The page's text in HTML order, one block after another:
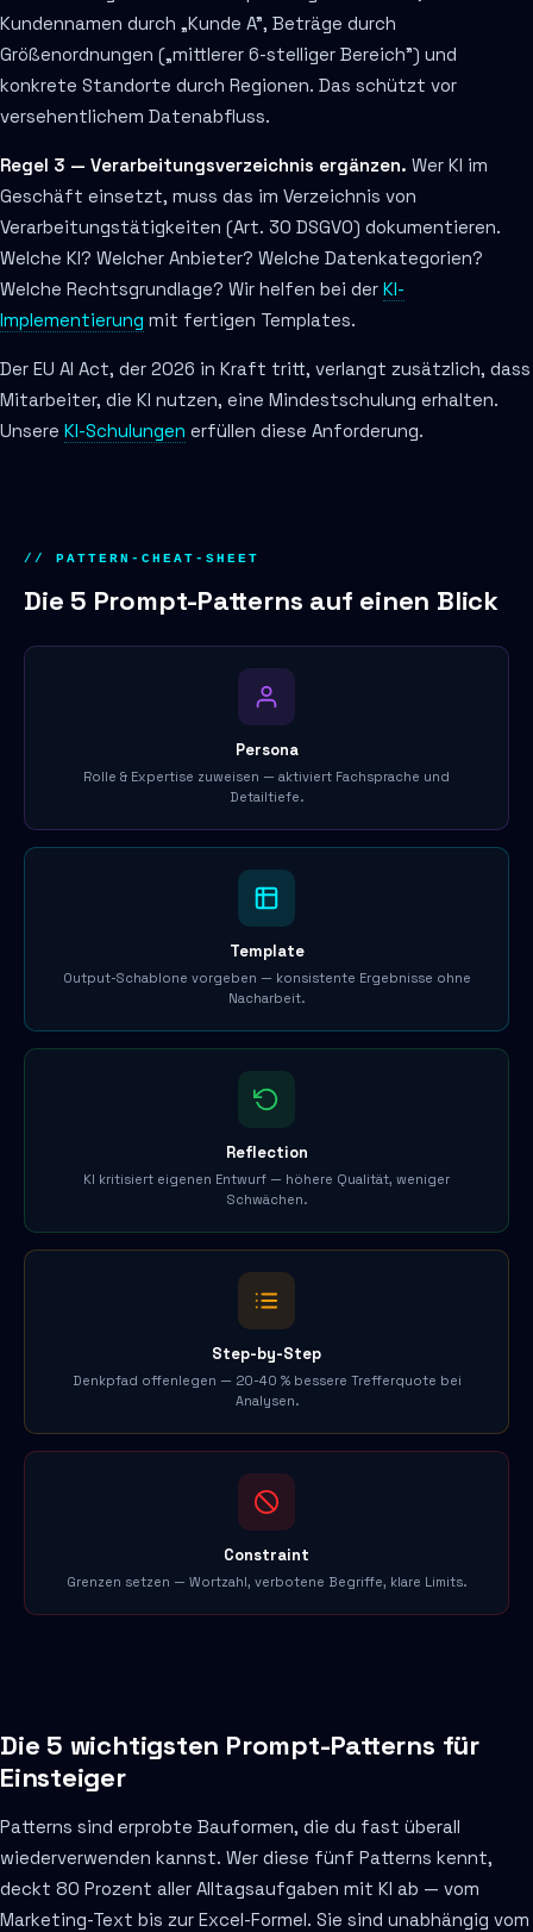
Kundennamen durch „Kunde A", Beträge durch
Größenordnungen („mittlerer 6-stelliger Bereich") und
konkrete Standorte durch Regionen. Das schützt vor
versehentlichem Datenabfluss.
Regel 3 — Verarbeitungsverzeichnis ergänzen. Wer KI im
Geschäft einsetzt, muss das im Verzeichnis von
Verarbeitungstätigkeiten (Art. 30 DSGVO) dokumentieren.
Welche KI? Welcher Anbieter? Welche Datenkategorien?
Welche Rechtsgrundlage? Wir helfen bei der KI-
Implementierung mit fertigen Templates.
Der EU AI Act, der 2026 in Kraft tritt, verlangt zusätzlich, dass
Mitarbeiter, die KI nutzen, eine Mindestschulung erhalten.
Unsere KI-Schulungen erfüllen diese Anforderung.
// PATTERN-CHEAT-SHEET
Die 5 Prompt-Patterns auf einen Blick
Persona
Rolle & Expertise zuweisen — aktiviert Fachsprache und
Detailtiefe.
Template
Output-Schablone vorgeben — konsistente Ergebnisse ohne
Nacharbeit.
Reflection
KI kritisiert eigenen Entwurf — höhere Qualität, weniger
Schwächen.
Step-by-Step
Denkpfad offenlegen — 20-40 % bessere Trefferquote bei
Analysen.
Constraint
Grenzen setzen — Wortzahl, verbotene Begriffe, klare Limits.
Die 5 wichtigsten Prompt-Patterns für
Einsteiger
Patterns sind erprobte Bauformen, die du fast überall
wiederverwenden kannst. Wer diese fünf Patterns kennt,
deckt 80 Prozent aller Alltagsaufgaben mit KI ab — vom
Marketing-Text bis zur Excel-Formel. Sie sind unabhängig vom